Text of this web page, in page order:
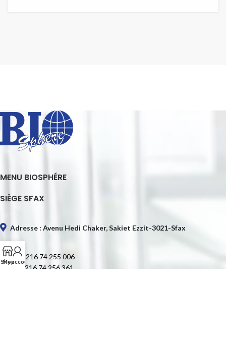
MENU BIOSPHÉRE
SIÈGE SFAX
Adresse : Avenu Hedi Chaker, Sakiet Ezzit-3021-Sfax
Tél. : +216 74 255 006
Fax : +216 74 256 361
Shop
My account